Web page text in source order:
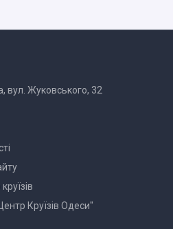
вул. Жуковського, 32
Круїзів Одеси"